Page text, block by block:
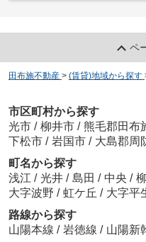
ペ
田布施不動産 > (賃貸)地域から探す
市区町村から探す
光市 / 柳井市 / 熊毛郡田布
下松市 / 岩国市 / 大島郡周
町名から探す
浅江 / 光井 / 島田 / 中央 /
大字波野 / 虹ケ丘 / 大字平
路線から探す
山陽本線 / 岩徳線 / 山陽新